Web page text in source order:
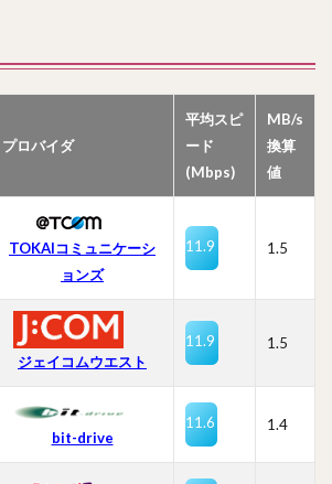
プロバイダ
平均スピ
ード
(Mbps)
MB/s
換算
値
TOKAIコミュニケーシ
ョンズ
11.9 1.5
ジェイコムウエスト
11.9 1.5
bit-drive
11.6 1.4